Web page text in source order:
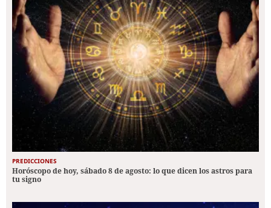
PREDICCIONES
Horóscopo de hoy, sábado 8 de agosto: lo que dicen los astros para
tu signo